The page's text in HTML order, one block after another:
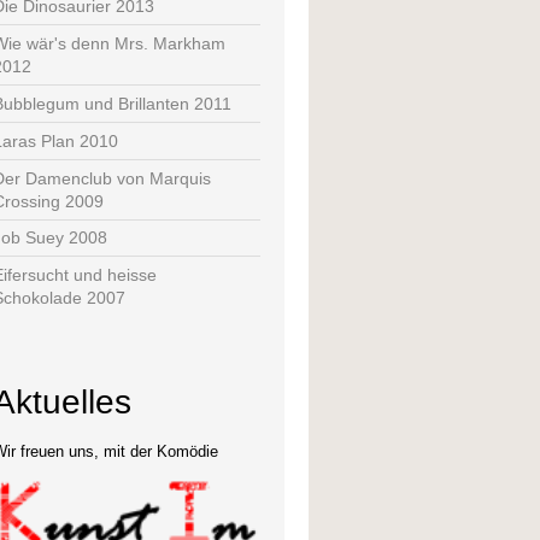
Dinosaurier 2013
wär's denn Mrs. Markham
und Brillanten 2011
Plan 2010
Damenclub von Marquis
2009
Suey 2008
und heisse
2007
freuen uns, mit der Komödie